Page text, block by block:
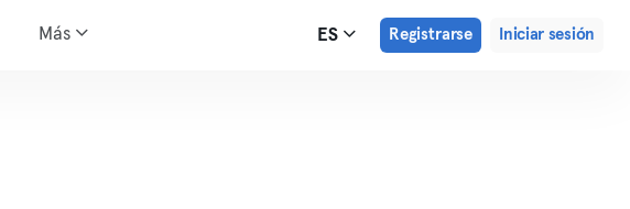
Más ES Registrarse Iniciar sesión